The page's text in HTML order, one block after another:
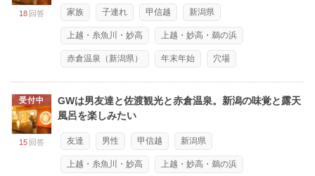
18 回答 家族 子連れ 甲信越 新潟県
上越・糸魚川・妙高 上越・妙高・鵜の浜
赤倉温泉（新潟県） 年末年始 穴場
受付中
15 回答
GWは男友達と佐渡観光と赤倉温泉。新潟の味覚と露天
風呂を楽しみたい
友達 男性 甲信越 新潟県
上越・糸魚川・妙高 上越・妙高・鵜の浜